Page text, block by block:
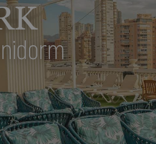
de tu reserva